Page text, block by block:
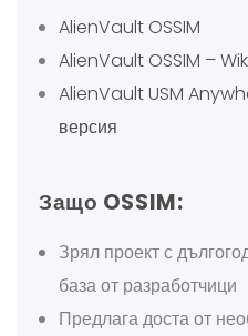
AlienVault OSSIM
AlienVault OSSIM –
AlienVault USM
версия
Защо OSSIM:
Зрял проект с
база от разработчици
Предлага доста от